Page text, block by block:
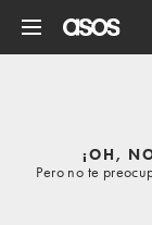
¡OH,
Pero no te